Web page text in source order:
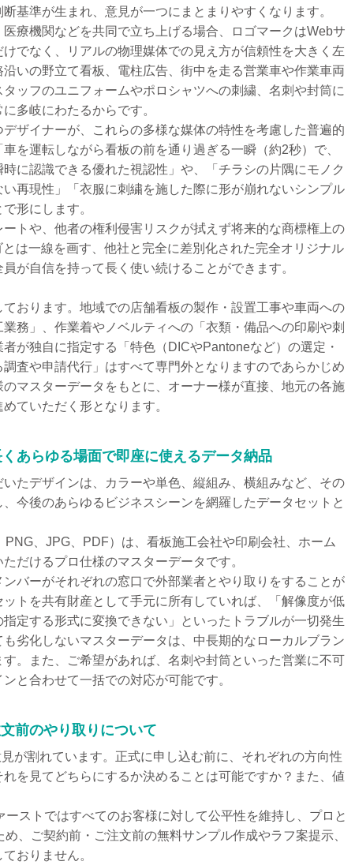
基準が生まれ、意見が一つにまとまりやすくなります。
療機関などを共同で立ち上げる場合、ロゴマークはWebサ
でなく、リアルの物理媒体での見え方が信頼性を大きく左
いの野立て看板、電柱広告、街中を走る営業車や作業車両
ッフのユニフォームやポロシャツへの刺繍、名刺や封筒に
多岐にわたるからです。
ザイナーが、これらの多様な媒体の特性を考慮した普遍的
を運転しながら看板の前を通り過ぎる一瞬（約2秒）で、
に認識できる優れた視認性」や、「チラシの片隅にモノク
再現性」「衣服に刺繍を施した際に形が崩れないシンプル
形にします。
トや、他者の権利侵害リスクが拭えず将来的な商標権上の
は一線を画す、他社と完全に差別化された完全オリジナル
が自信を持って長く使い続けることができます。
おります。地域での店舗看板の製作・設置工事や車両への
務」、作業着やノベルティへの「衣類・備品への印刷や刺
が独自に指定する「特色（DICやPantoneなど）の選定・
査や申請代行」はすべて専門外となりますのであらかじめ
マスターデータをもとに、オーナー様が直接、地元の各施
ていただく形となります。
あらゆる場面で即座に使えるデータ納品
たデザインは、カラーや単色、縦組み、横組みなど、その
今後のあらゆるビジネスシーンを網羅したデータセットと
、JPG、PDF）は、看板施工会社や印刷会社、ホーム
だけるプロ仕様のマスターデータです。
バーがそれぞれの窓口で外部業者とやり取りをすることが
トを共有財産として手元に所有していれば、「解像度が低
定する形式に変換できない」といったトラブルが一切発生
劣化しないマスターデータは、中長期的なローカルブラン
。また、ご希望があれば、名刺や封筒といった営業に不可
と合わせて一括での対応が可能です。
前のやり取りについて
が割れています。正式に申し込む前に、それぞれの方向性
を見てどちらにするか決めることは可能ですか？また、値
ストではすべてのお客様に対して公平性を維持し、プロと
、ご契約前・ご注文前の無料サンプル作成やラフ案提示、
おりません。